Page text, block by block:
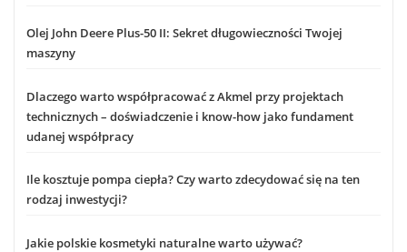
Olej John Deere Plus-50 II: Sekret długowieczności Twojej
maszyny
Dlaczego warto współpracować z Akmel przy projektach
technicznych – doświadczenie i know-how jako fundament
udanej współpracy
Ile kosztuje pompa ciepła? Czy warto zdecydować się na ten
rodzaj inwestycji?
Jakie polskie kosmetyki naturalne warto używać?